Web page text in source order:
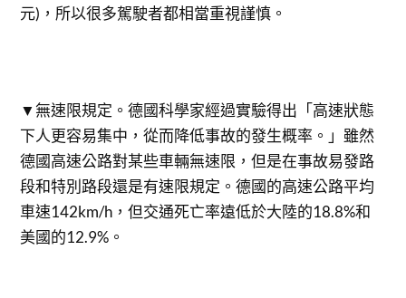
元)，所以很多駕駛者都相當重視謹慎。
▼無速限規定。德國科學家經過實驗得出「高速狀態
下人更容易集中，從而降低事故的發生概率。」雖然
德國高速公路對某些車輛無速限，但是在事故易發路
段和特別路段還是有速限規定。德國的高速公路平均
車速142km/h，但交通死亡率遠低於大陸的18.8%和
美國的12.9%。